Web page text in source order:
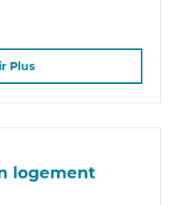
Plus
logement